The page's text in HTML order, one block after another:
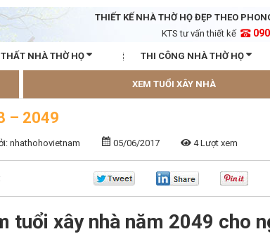
THIẾT KẾ NHÀ THỜ HỌ ĐẸP THEO
KTS tư vấn thiết kế
NHÀ THỜ HỌ THI CÔNG NHÀ THỜ HỌ
XEM TUỔI XÂY NHÀ
– 2049
nhathohovietnam 05/06/2017 4 Lượt xem
tuổi xây nhà năm 2049 cho